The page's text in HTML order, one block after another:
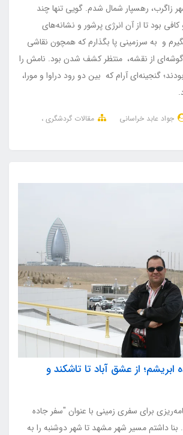
زاگرب، رهسپار شمال شدم. گویی تنها چند
بود تا از آن انرژی پرشور و نشانه‌های
و به سرزمینی پا بگذارم که همچون نقاشی
از نقشه، منتظر کشف شدن بود. نامش را
گنجینه‌ای آرام که بین دو رود دراوا و مورا،
جواد عابد خراسانی
مقالات گردشگری
از عشق آباد تا تاشکند و
برای سفری زمینی با عنوان "سفر جاده
بنا داشتم مسیر شهر مشهد تا شهر دوشنبه را به